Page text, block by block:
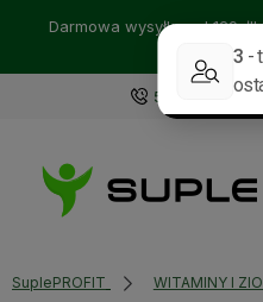
Darmowa wysyłka od
535114318
SuplePROFIT WITAMINY I